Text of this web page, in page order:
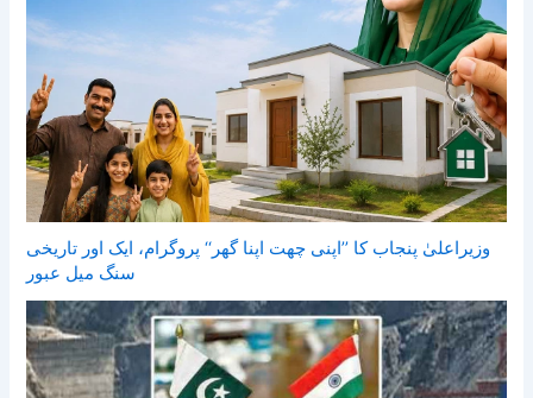
وزیراعلیٰ پنجاب کا ’’اپنی چھت اپنا گھر‘‘ پروگرام، ایک اور تاریخی
سنگ میل عبور